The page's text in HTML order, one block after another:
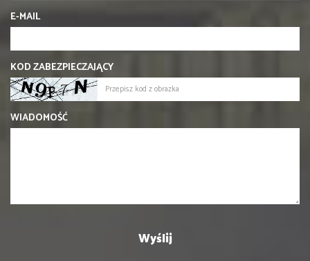
E-MAIL
KOD ZABEZPIECZAJĄCY
WIADOMOŚĆ